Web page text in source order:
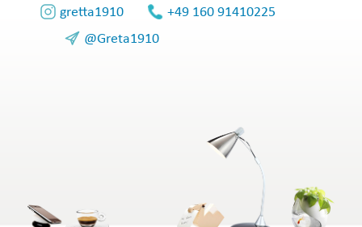
gretta1910
+49 160 91410225
@Greta1910